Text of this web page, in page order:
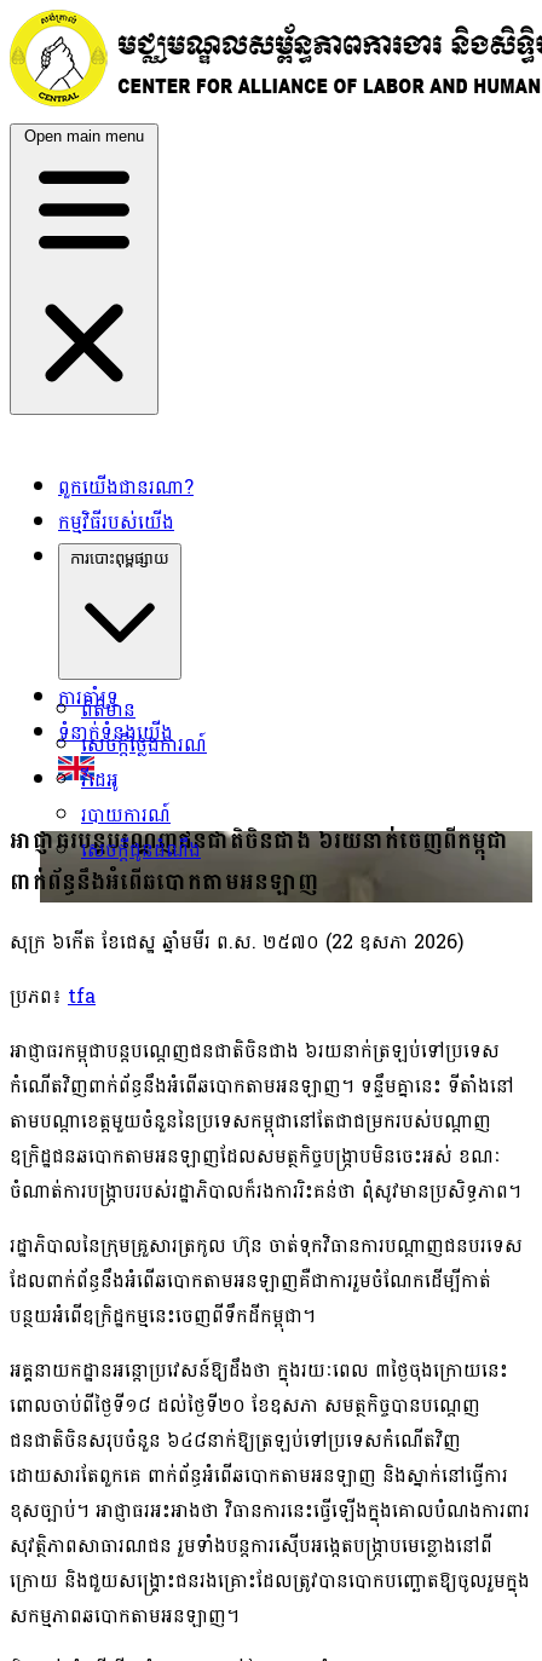
Open main menu
ពួកយើងជានរណា?
កម្មវិធីរបស់យើង
ព័ត៌មាន
សេចក្ដីថ្លែងការណ៍
វីដេអូ
របាយការណ៍
សេចក្ដីជូនដំណឹង
ការគាំទ្រ
ទំនាក់ទំនងយើង
អាជ្ញាធរ​បន្ត​បណ្ដេញ​ជនជាតិ​ចិន​ជាង ៦​រយ​នាក់​ចេញពី​កម្ពុជា​
ពាក់ព័ន្ធ​នឹង​អំពើ​ឆបោក​តាម​អនឡាញ
សុក្រ ៦កើត ខែជេស្ឋ ឆ្នាំមមីរ ព.ស. ២៥៧០ (22 ឧសភា 2026)
ប្រភព៖ tfa
អាជ្ញាធរ​កម្ពុជា​បន្ត​បណ្ដេញ​ជនជាតិ​ចិន​ជាង ៦​រយ​នាក់​ត្រឡប់​ទៅ​ប្រទេស​
កំណើត​វិញ​ពាក់ព័ន្ធ​នឹង​អំពើ​ឆបោក​តាម​អនឡាញ​។ ទន្ទឹម​គ្នា​នេះ ទីតាំង​នៅ​
តាម​បណ្ដា​ខេត្ត​មួយចំនួន​នៃ​ប្រទេស​កម្ពុជា​នៅតែ​ជា​ជម្រក​របស់​បណ្ដាញ​
ឧក្រិដ្ឋជន​ឆបោក​តាម​អន​ឡាញ​ដែល​សមត្ថកិច្ច​បង្ក្រាប​មិន​ចេះ​អស់ ខណៈ​
ចំណាត់ការ​បង្ក្រាប​របស់​រដ្ឋាភិបាល​ក៏​រង​ការ​រិះគន់​ថា ពុំ​សូវ​មាន​ប្រសិទ្ធភាព។
រដ្ឋាភិបាល​នៃ​ក្រុម​គ្រួសារ​ត្រកូល ហ៊ុន ចាត់ទុក​វិធានការ​បណ្ដាញ​ជនបរទេស​
ដែល​ពាក់ព័ន្ធ​នឹង​អំពើ​ឆបោក​តាម​អន​ឡាញ​គឺជា​ការ​រួមចំណែក​ដើម្បី​កាត់
បន្ថយ​អំពើ​ឧក្រិដ្ឋកម្ម​នេះ​ចេញពី​ទឹកដី​កម្ពុជា​។​
អគ្គនាយកដ្ឋាន​អន្តោប្រវេសន៍​ឱ្យដឹង​ថា ក្នុង​រយៈពេល ៣​ថ្ងៃ​ចុង​ក្រោយនេះ​
ពោល​ចាប់ពី​ថ្ងៃទី​១៨ ដល់​ថ្ងៃទី​២០ ខែឧសភា សមត្ថកិច្ច​បាន​បណ្ដេញ​
ជនជាតិ​ចិន​សរុប​ចំនួន ៦៤៨​នាក់​ឱ្យ​ត្រឡប់​ទៅ​ប្រទេស​កំណើត​វិញ​
ដោយសារតែ​ពួកគេ ពាក់ព័ន្ធ​អំពើ​ឆបោក​តាម​អនឡាញ និង​ស្នាក់នៅ​ធ្វើការ​
ខុសច្បាប់​។ អាជ្ញាធរ​អះអាង​ថា វិធានការ​នេះ​ធ្វើឡើង​ក្នុង​គោលបំណង​ការពារ​
សុវត្ថិភាព​សាធារណជន រួម​ទាំង​បន្ត​ការស៊ើបអង្កេត​បង្ក្រាប​មេខ្លោង​នៅ​ពី
ក្រោយ និង​ជួយសង្គ្រោះ​ជនរងគ្រោះ​ដែល​ត្រូវ​បាន​បោក​បញ្ឆោត​ឱ្យ​ចូលរួម​ក្នុង​
សកម្មភាព​ឆបោក​តាម​អន​ឡាញ។